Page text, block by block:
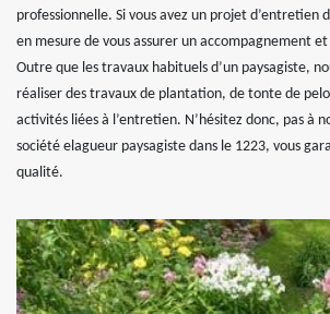
professionnelle. Si vous avez un projet d’entretien
en mesure de vous assurer un accompagnement
Outre que les travaux habituels d’un paysagiste,
réaliser des travaux de plantation, de tonte de
activités liées à l’entretien. N’hésitez donc, pas à
société elagueur paysagiste dans le 1223, vous
qualité.